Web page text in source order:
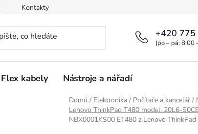
Kontakty
+420
(po – pá: 8:00
Flex kabely Nástroje a nářadí
Domů / Elektronika / Počítače a kancelář /
Lenovo ThinkPad T480 model: 20L6-
NBX0001KS00 ET480 z Lenovo